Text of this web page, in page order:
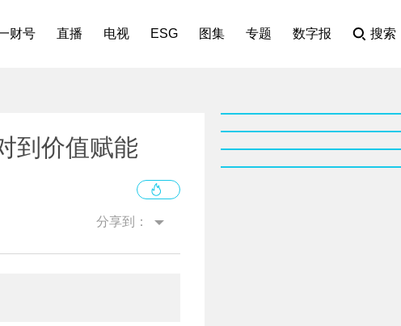
财号 直播 电视 ESG 图集 专题 数字报 搜索
到价值赋能
分享到：